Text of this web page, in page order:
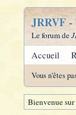
JRRVF -
Le forum de
Accueil
Vous n'êtes
Bienvenue